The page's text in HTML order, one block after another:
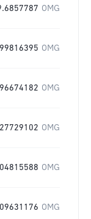
OMG
OMG
OMG
OMG
OMG
OMG